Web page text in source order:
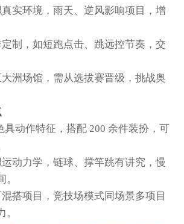
实环境，雨天、逆风影响项目，增
制，如短跑点击、跳远控节奏，交
洲场馆，需从选拔赛晋级，挑战奥
具动作特征，搭配 200 余件装扮，可
动力学，链球、撑竿跳有讲究，慢
搭项目，竞技场模式同场景多项目